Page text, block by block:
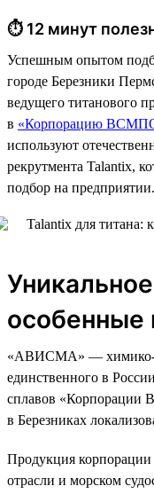
⏱ 12 минут
Успешным опытом
городе Березники
ведущего титанового
в «Корпорацию
используют
рекрутмента Talantix,
подбор на предприятии.
особенные
«АВИСМА» — химико-
единственного в
сплавов
в Березниках
Продукция корпорации
отрасли и морском